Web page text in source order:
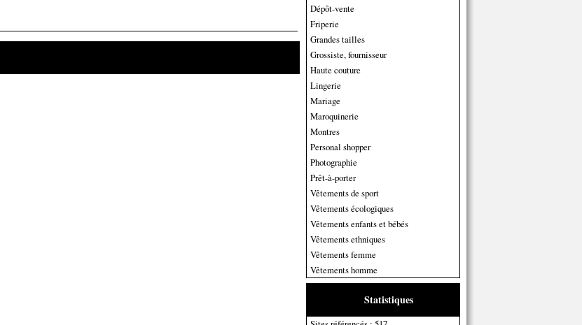
Dépôt-vente
Friperie
Grandes tailles
Grossiste, fournisseur
Haute couture
Lingerie
Mariage
Maroquinerie
Montres
Personal shopper
Photographie
Prêt-à-porter
Vêtements de sport
Vêtements écologiques
Vêtements enfants et bébés
Vêtements ethniques
Vêtements femme
Vêtements homme
Statistiques